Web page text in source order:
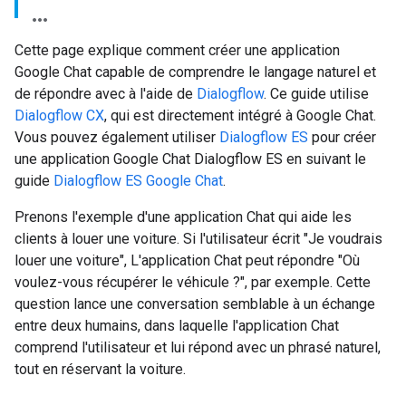
Cette page explique comment créer une application
Google Chat capable de comprendre le langage naturel et
de répondre avec à l'aide de Dialogflow. Ce guide utilise
Dialogflow CX, qui est directement intégré à Google Chat.
Vous pouvez également utiliser Dialogflow ES pour créer
une application Google Chat Dialogflow ES en suivant le
guide Dialogflow ES Google Chat.
Prenons l'exemple d'une application Chat qui aide les
clients à louer une voiture. Si l'utilisateur écrit "Je voudrais
louer une voiture", L'application Chat peut répondre "Où
voulez-vous récupérer le véhicule ?", par exemple. Cette
question lance une conversation semblable à un échange
entre deux humains, dans laquelle l'application Chat
comprend l'utilisateur et lui répond avec un phrasé naturel,
tout en réservant la voiture.